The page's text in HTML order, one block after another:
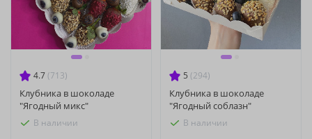
4.7 (713)
Клубника в шоколаде
"Ягодный микс"
В наличии
5 (294)
Клубника в шоколаде
"Ягодный соблазн"
В наличии